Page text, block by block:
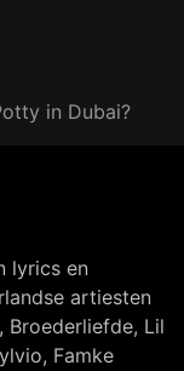
in Dubai?
lyrics en
artiesten
Broederliefde, Lil
Famke